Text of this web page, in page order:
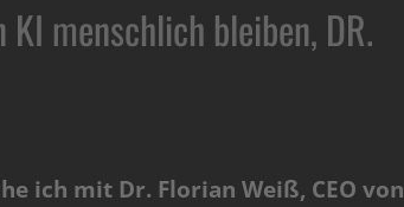
menschlich bleiben, DR.
ich mit Dr. Florian Weiß, CEO von